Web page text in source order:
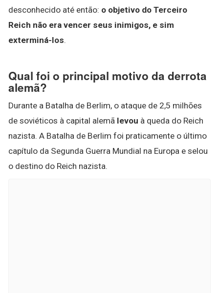
desconhecido até então: o objetivo do Terceiro
Reich não era vencer seus inimigos, e sim
exterminá-los.
Qual foi o principal motivo da derrota
alemã?
Durante a Batalha de Berlim, o ataque de 2,5 milhões
de soviéticos à capital alemã levou à queda do Reich
nazista. A Batalha de Berlim foi praticamente o último
capítulo da Segunda Guerra Mundial na Europa e selou
o destino do Reich nazista.